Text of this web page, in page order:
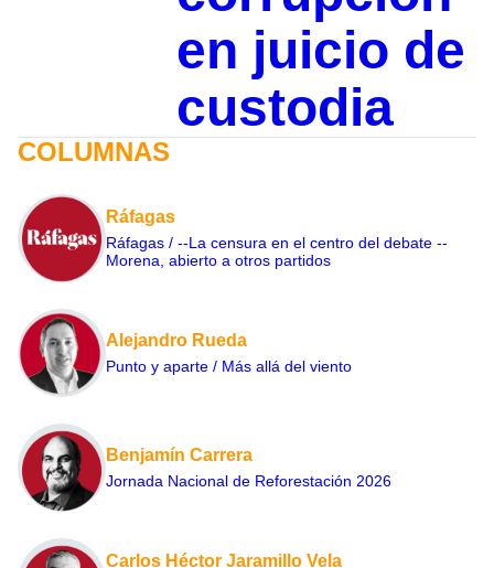
en juicio de
custodia
COLUMNAS
Ráfagas
Ráfagas / --La censura en el centro del debate --
Morena, abierto a otros partidos
Alejandro Rueda
Punto y aparte / Más allá del viento
Benjamín Carrera
Jornada Nacional de Reforestación 2026
Carlos Héctor Jaramillo Vela